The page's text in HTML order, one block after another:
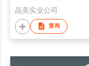
晶美实业公司
查询